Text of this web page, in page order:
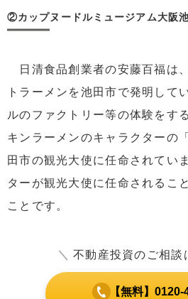
②カップヌードルミュージアム大阪
日清食品創業者の安藤百福は
トラーメンを池田市で発明して
ルのファクトリー等の体験をす
キンラーメンのキャラクターの
田市の観光大使に任命されてい
ターが観光大使に任命されるこ
ことです。
＼ 不動産投資のご相談
【無料】0120-